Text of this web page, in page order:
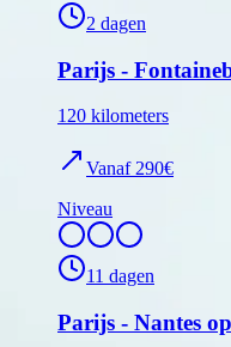
2 dagen
Parijs -
120 kilometers
Vanaf 290€
Niveau
11 dagen
Parijs - Nantes